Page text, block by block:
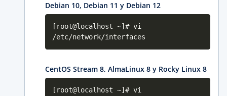
Debian 10, Debian 11 y Debian 12
[root@localhost ~]# vi
/etc/network/interfaces
CentOS Stream 8, AlmaLinux 8 y Rocky Linux 8
[root@localhost ~]# vi